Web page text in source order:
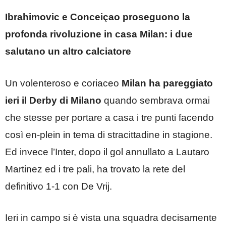
Ibrahimovic e Conceiçao proseguono la
profonda rivoluzione in casa Milan: i due
salutano un altro calciatore
Un volenteroso e coriaceo Milan ha pareggiato
ieri il Derby di Milano quando sembrava ormai
che stesse per portare a casa i tre punti facendo
così en-plein in tema di stracittadine in stagione.
Ed invece l’Inter, dopo il gol annullato a Lautaro
Martinez ed i tre pali, ha trovato la rete del
definitivo 1-1 con De Vrij.
Ieri in campo si è vista una squadra decisamente